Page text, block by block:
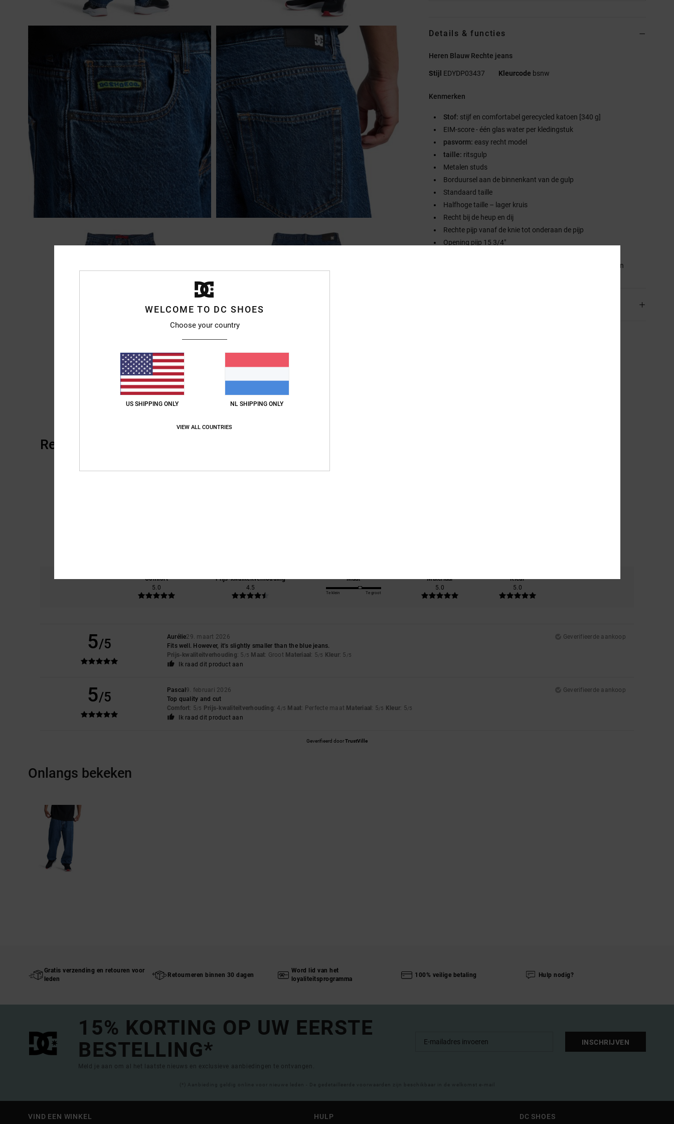
Details & functies
Heren Blauw Rechte jeans
Stijl EDYDP03437 Kleurcode bsnw
Kenmerken
Stof: stijf en comfortabel gerecycled katoen [340 g]
EIM-score - één glas water per kledingstuk
pasvorm: easy recht model
taille: ritsgulp
Metalen studs
Borduursel aan de binnenkant van de gulp
Standaard taille
Halfhoge taille – lager kruis
Recht bij de heup en dij
Rechte pijp vanaf de knie tot onderaan de pijp
Opening pijp 15 3/4"
[Hoofdstof] 75% katoen, 25% gerecycled katoen
Reviews van klanten
Comfort
5.0
Prijs-kwaliteitverhouding
4.5
Maat
Te klein Te groot
Materiaal
5.0
Kleur
5.0
5/5 Aurélie29. maart 2026
Geverifieerde aankoop
Fits well. However, it’s slightly smaller than the blue jeans.
Prijs-kwaliteitverhouding: 5 /5 Maat: Groot Materiaal : 5/5 Kleur: 5 /5
Ik raad dit product aan
5/5 Pascal 9. februari 2026
Geverifieerde aankoop
Top quality and cut
Comfort: 5/5 Prijs-kwaliteitverhouding: 4 /5 Maat: Perfecte maat Materiaal : 5/5 Kleur: 5/5
Ik raad dit product aan
Geverifieerd doorTrustVille
Onlangs bekeken
Gratis verzending en retouren voor
leden
Retourneren binnen 30 dagen
Word lid van het
loyaliteitsprogramma
100% veilige betaling Hulp nodig?
15% KORTING OP UW EERSTE
BESTELLING*
Meld je aan om al het laatste nieuws en exclusieve aanbiedingen te ontvangen.
INSCHRIJVEN
(*) Aanbieding geldig online voor nieuwe leden - De gedetailleerde voorwaarden zijn beschikbaar in de welkomst e-mail
VIND EEN WINKEL HULP DC SHOES
WELCOME TO DC SHOES
Choose your country
US SHIPPING ONLY NL SHIPPING ONLY
VIEW ALL COUNTRIES